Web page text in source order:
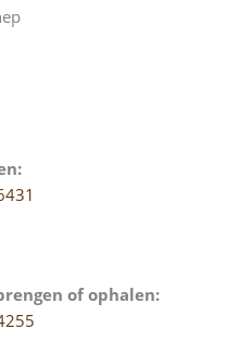
of ophalen: